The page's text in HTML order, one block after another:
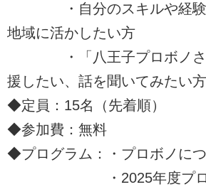
・自分のスキルや経験
地域に活かしたい方
・「八王子プロボノさ
援したい、話を聞いてみたい方
◆定員：15名（先着順）
◆参加費：無料
◆プログラム：・プロボノに
・2025年度プロボ